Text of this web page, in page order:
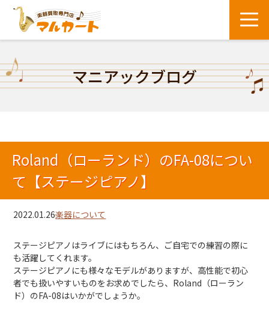
マニアックブログ
Roland（ローランド）のFA-08につい
て【ステージピアノ】
2022.01.26楽器について
ステージピアノはライブにはもちろん、ご自宅での練習の際に
も活躍してくれます。
ステージピアノにも様々なモデルがありますが、高性能で初心
者でも扱いやすいものをお求めでしたら、Roland（ローラン
ド）のFA-08はいかがでしょうか。